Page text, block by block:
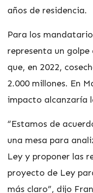
años de residencia.
Para los
representa un
que, en 2022,
2.000 millones. En
impacto alcanzaría
“Estamos de
una mesa para
Ley y proponer las
proyecto de Ley
más claro”, dijo